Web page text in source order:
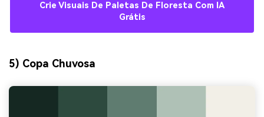
Crie Visuais De Paletas De Floresta Com IA
Grátis
5) Copa Chuvosa